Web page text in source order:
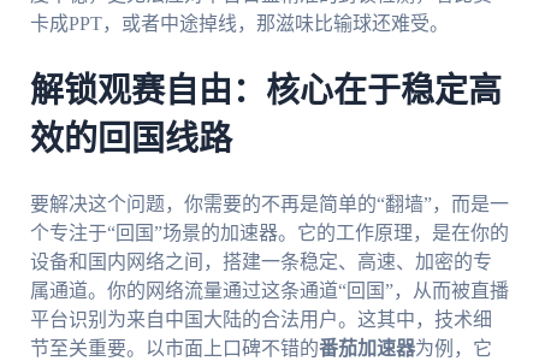
卡成PPT，或者中途掉线，那滋味比输球还难受。
解锁观赛自由：核心在于稳定高
效的回国线路
要解决这个问题，你需要的不再是简单的“翻墙”，而是一
个专注于“回国”场景的加速器。它的工作原理，是在你的
设备和国内网络之间，搭建一条稳定、高速、加密的专
属通道。你的网络流量通过这条通道“回国”，从而被直播
平台识别为来自中国大陆的合法用户。这其中，技术细
节至关重要。以市面上口碑不错的番茄加速器为例，它